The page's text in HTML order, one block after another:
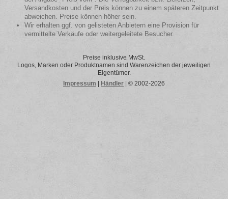
Versandkosten und der Preis können zu einem späteren Zeitpunkt
abweichen. Preise können höher sein.
Wir erhalten ggf. von gelisteten Anbietern eine Provision für
vermittelte Verkäufe oder weitergeleitete Besucher.
Preise inklusive MwSt.
Logos, Marken oder Produktnamen sind Warenzeichen der jeweiligen
Eigentümer.
Impressum
Händler | © 2002-2026